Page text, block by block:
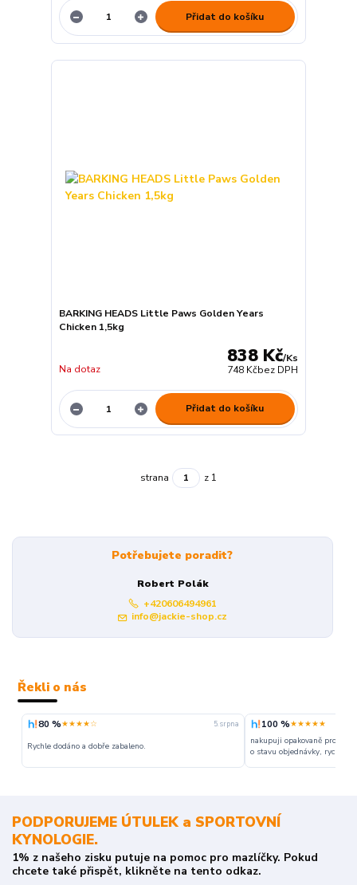
Přidat do košíku
BARKING HEADS Little Paws Golden Years
Chicken 1,5kg
838 Kč/Ks
748 Kčbez DPH
Na dotaz
Přidat do košíku
strana z 1
Potřebujete poradit?
Robert Polák
+420606494961
info@jackie-shop.cz
Řekli o nás
80 %★★★★☆ 5. srpna
Rychle dodáno a dobře zabaleno.
100 %★★★★★
nakupuji opakovaně pro
o stavu objednávky, rychlost
PODPORUJEME ÚTULEK a SPORTOVNÍ
KYNOLOGIE.
1% z našeho zisku putuje na pomoc pro mazlíčky. Pokud
chcete také přispět, klikněte na tento odkaz.